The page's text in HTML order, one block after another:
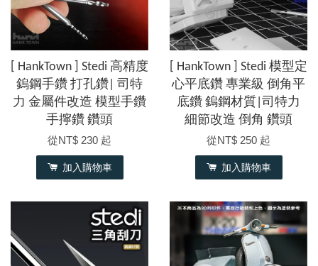
[ HankTown ] Stedi 高精度
鎢鋼手鑽 打孔鑽| 司特
力 金屬件改造 模型手鑽
手擰鑽 鑽頭
從NT$ 230 起
加入購物車
[ HankTown ] Stedi 模型定
心平底鑽 專業級 倒角平
底鑽 鎢鋼材質|司特力
細節改造 倒角 鑽頭
從NT$ 250 起
加入購物車